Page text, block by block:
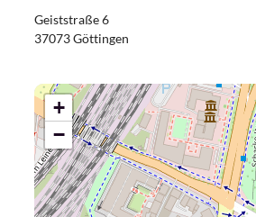
Geiststraße 6
37073 Göttingen
+
−